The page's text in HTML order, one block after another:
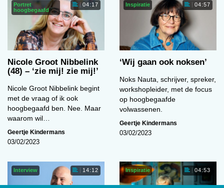
Portret
hoogbegaafd
04:17
Nicole Groot Nibbelink
(48) – ‘zie mij! zie mij!’
Nicole Groot Nibbelink begint
met de vraag of ik ook
hoogbegaafd ben. Nee. Maar
waarom wil…
Geertje Kindermans
03/02/2023
Inspiratie 04:57
‘Wij gaan ook noksen’
Noks Nauta, schrijver, spreker,
workshopleider, met de focus
op hoogbegaafde
volwassenen.
Geertje Kindermans
03/02/2023
Interview 14:12 Inspiratie 04:53